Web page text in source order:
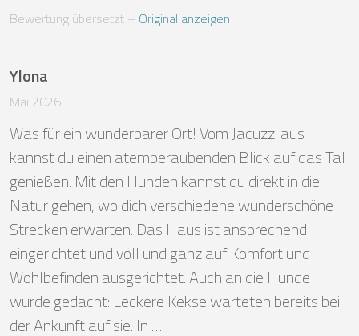
Bewertung übersetzt – Original anzeigen
Ylona
Mai 2026
Was für ein wunderbarer Ort! Vom Jacuzzi aus
kannst du einen atemberaubenden Blick auf das Tal
genießen. Mit den Hunden kannst du direkt in die
Natur gehen, wo dich verschiedene wunderschöne
Strecken erwarten. Das Haus ist ansprechend
eingerichtet und voll und ganz auf Komfort und
Wohlbefinden ausgerichtet. Auch an die Hunde
wurde gedacht: Leckere Kekse warteten bereits bei
der Ankunft auf sie. In …